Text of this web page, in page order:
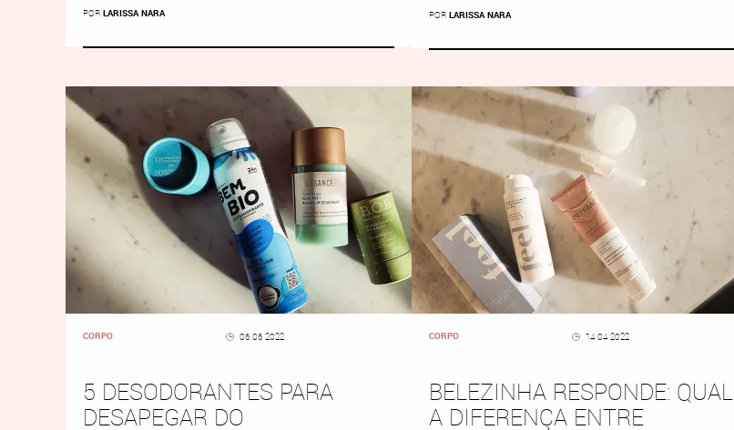
POR LARISSA NARA POR LARISSA NARA
CORPO 06 06 2022
5 DESODORANTES PARA
DESAPEGAR DO
CORPO 14 04 2022
BELEZINHA RESPONDE: QUAL
A DIFERENÇA ENTRE